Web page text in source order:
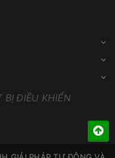
BỊ ĐIỀU KHIỂN